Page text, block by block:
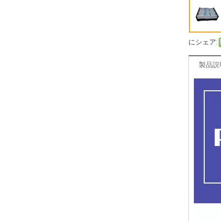
にシェア:
製品説